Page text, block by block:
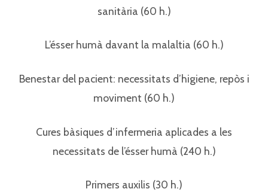
sanitària (60 h.)
L’ésser humà davant la malaltia (60 h.)
Benestar del pacient: necessitats d’higiene, repòs i
moviment (60 h.)
Cures bàsiques d’infermeria aplicades a les
necessitats de l’ésser humà (240 h.)
Primers auxilis (30 h.)